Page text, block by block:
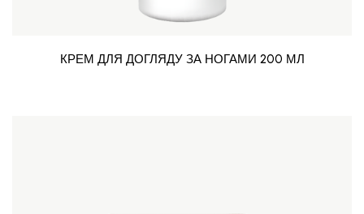
КРЕМ ДЛЯ ДОГЛЯДУ ЗА НОГАМИ 200 МЛ